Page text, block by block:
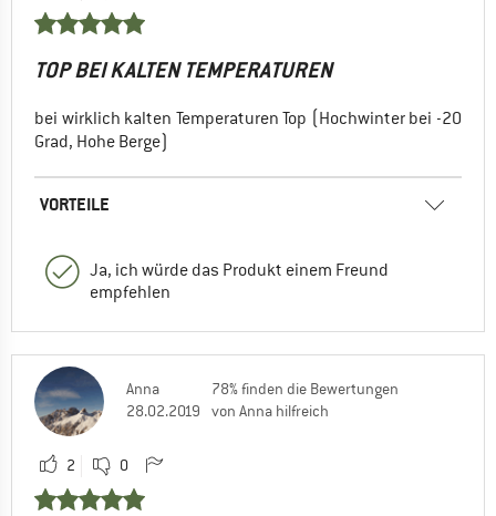
TOP BEI KALTEN TEMPERATUREN
bei wirklich kalten Temperaturen Top (Hochwinter bei -20
Grad, Hohe Berge)
VORTEILE
Ja, ich würde das Produkt einem Freund
empfehlen
Anna
28.02.2019
78% finden die Bewertungen
von Anna hilfreich
2 0